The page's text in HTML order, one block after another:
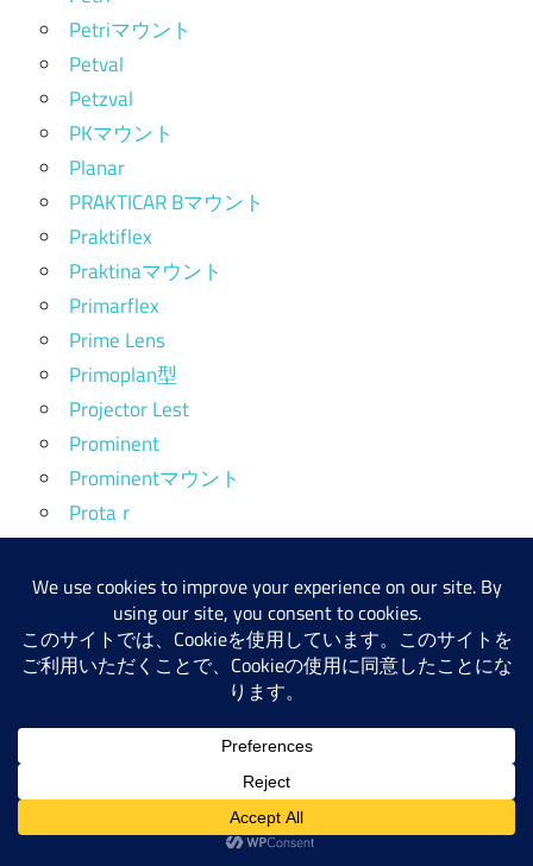
Petriマウント
Petval
Petzval
PKマウント
Planar
PRAKTICAR Bマウント
Praktiflex
Praktinaマウント
Primarflex
Prime Lens
Primoplan型
Projector Lest
Prominent
Prominentマウント
Protaｒ
Retina
Retrofocus
RICOH
Rodenstock
Roeschlein Kreuznach
Schneider-Kreuznach